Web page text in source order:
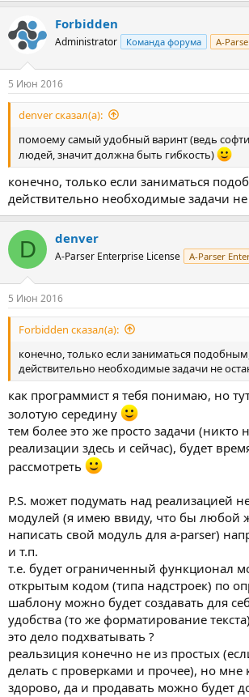
Forbidden
Administrator Команда форума A-
5 Июн 2016
denver сказал(а):
помоему самый удобный варинт (ведь
людей, значит должна быть гибкость)
конечно, только если заниматься
действительно необходимые задачи не
D denver
A-Parser Enterprise License A-Parser
5 Июн 2016
Forbidden сказал(а):
конечно, только если заниматься
действительно необходимые задачи не
как программист я тебя понимаю, но
золотую середину
тем более это же просто задачи (никто
реализации здесь и сейчас), будет
рассмотреть
P.S. может подумать над реализацией
модулей (я имею ввиду, что бы
написать свой модуль для a-parser)
и т.п.
т.е. будет ограниченный функционал
открытым кодом (типа надстроек) по
шаблону можно будет создавать для
удобства (то же форматирование
это дело подхватывать ?
реальзиция конечно не из простых
делать с проверками и прочее), но мне
здорово, да и продавать можно будет